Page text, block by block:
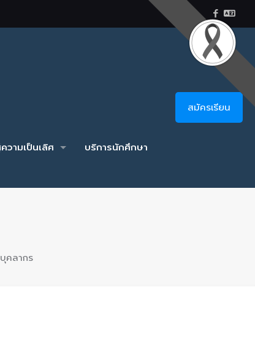
ามเป็นเลิศ บริการนักศึกษา
สมัครเรียน
คลากร